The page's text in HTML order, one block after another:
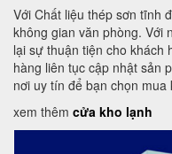
Với Chất liệu thép sơn tĩnh
không gian văn phòng. Với
lại sự thuận tiện cho khách
hàng liên tục cập nhật sản
nơi uy tín để bạn chọn
xem thêm cửa kho lạnh